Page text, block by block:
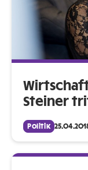
Steiner
Politik